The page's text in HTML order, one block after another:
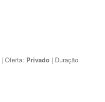
| Oferta: Privado | Duração